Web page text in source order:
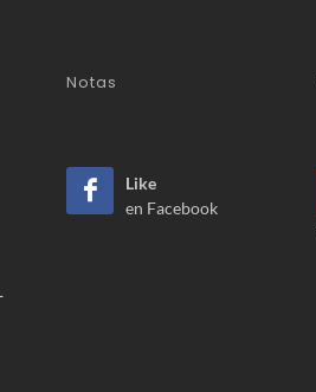
Notas
Like
en Facebook